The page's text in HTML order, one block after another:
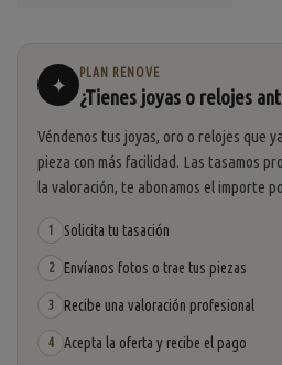
✦
PLAN RENOVE
¿Tienes joyas o relojes
Véndenos tus joyas, oro o relojes que
pieza con más facilidad. Las tasamos
la valoración, te abonamos el importe
1 Solicita tu tasación
2 Envíanos fotos o trae tus piezas
3 Recibe una valoración profesional
4 Acepta la oferta y recibe el pago